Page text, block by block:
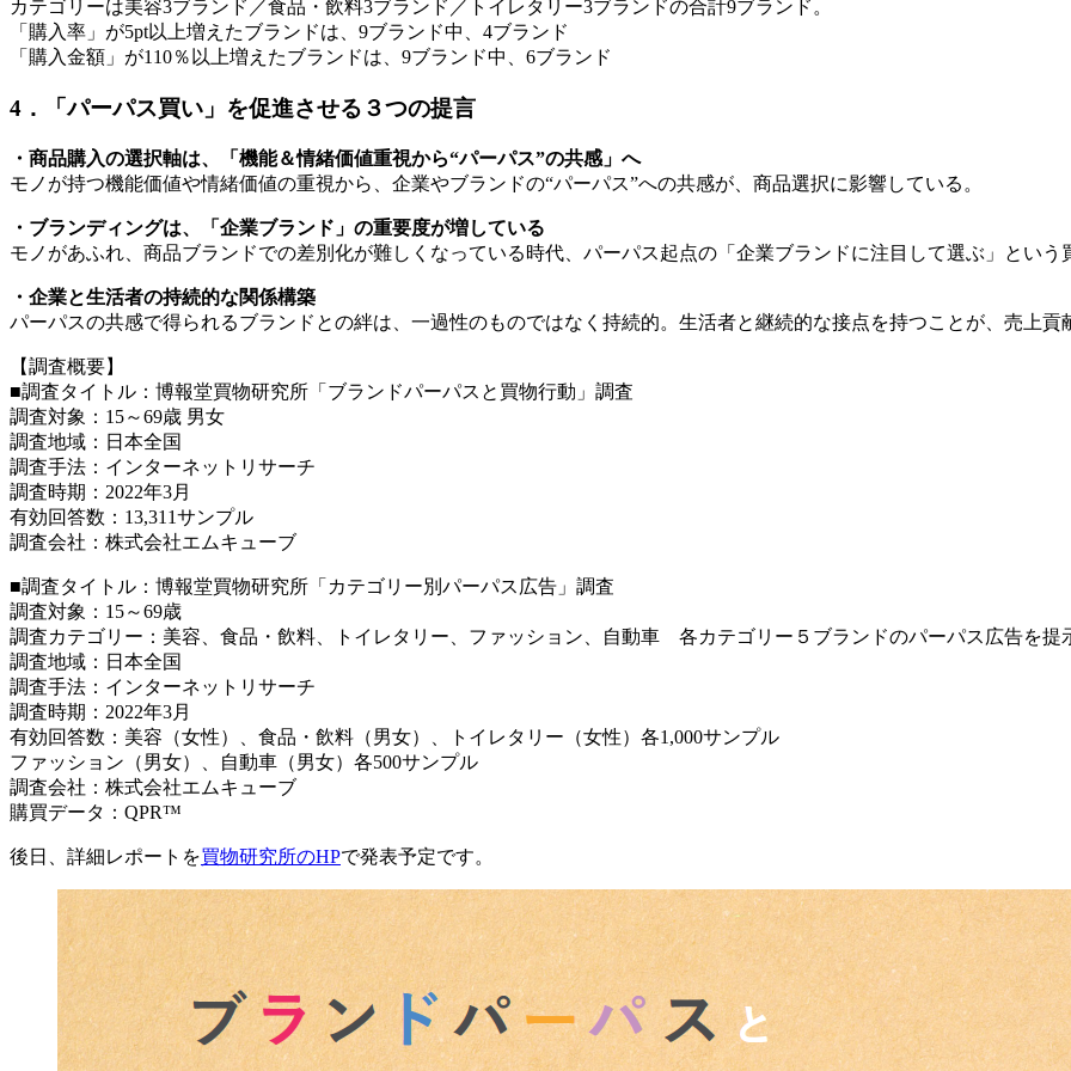
カテゴリーは美容3ブランド／食品・飲料3ブランド／トイレタリー3ブランドの合計9ブランド。
「購入率」が5pt以上増えたブランドは、9ブランド中、4ブランド
「購入金額」が110％以上増えたブランドは、9ブランド中、6ブランド
4．「パーパス買い」を促進させる３つの提言
・商品購入の選択軸は、「機能＆情緒価値重視から“パーパス”の共感」へ
モノが持つ機能価値や情緒価値の重視から、企業やブランドの“パーパス”への共感が、商品選択に影響している。
・ブランディングは、「企業ブランド」の重要度が増している
モノがあふれ、商品ブランドでの差別化が難しくなっている時代、パーパス起点の「企業ブランドに注目して選ぶ」という
・企業と生活者の持続的な関係構築
パーパスの共感で得られるブランドとの絆は、一過性のものではなく持続的。生活者と継続的な接点を持つことが、売上貢
【調査概要】
■調査タイトル：博報堂買物研究所「ブランドパーパスと買物行動」調査
調査対象：15～69歳 男女
調査地域：日本全国
調査手法：インターネットリサーチ
調査時期：2022年3月
有効回答数：13,311サンプル
調査会社：株式会社エムキューブ
■調査タイトル：博報堂買物研究所「カテゴリー別パーパス広告」調査
調査対象：15～69歳
調査カテゴリー：美容、食品・飲料、トイレタリー、ファッション、自動車 各カテゴリー５ブランドのパーパス広告を提
調査地域：日本全国
調査手法：インターネットリサーチ
調査時期：2022年3月
有効回答数：美容（女性）、食品・飲料（男女）、トイレタリー（女性）各1,000サンプル
ファッション（男女）、自動車（男女）各500サンプル
調査会社：株式会社エムキューブ
購買データ：QPR™
後日、詳細レポートを買物研究所のHPで発表予定です。